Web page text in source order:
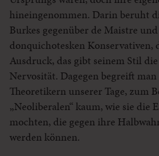
hineingenommen. Darin beruht
Burkes gegenüber de Maistre
donquichotesken Konservativen,
Ausdruck, das gibt seinem Stil
Nervosität. Dagegen begreift man
Theoretikern unserer Tage, zum
„Neoliberalen“ kaum, wie sie die
mochten, die gegen ihre
werden können.